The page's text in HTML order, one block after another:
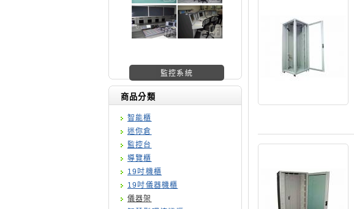
機櫃廠商
商品分類
智能櫃
迷你倉
監控台
導覽櫃
19吋機櫃
19吋儀器機櫃
儀器架